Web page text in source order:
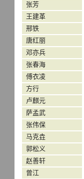
张芳
王建革
邢铁
唐红丽
邓亦兵
张春海
傅衣凌
方行
卢麒元
萨孟武
张伟保
马克垚
郭松义
赵善轩
曾江